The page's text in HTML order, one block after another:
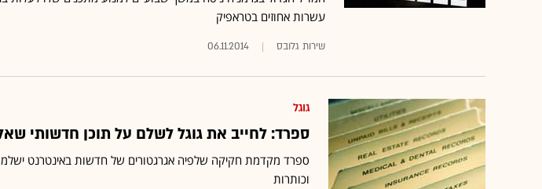
עשרות אחוזים בטראפיק
שירות גלובס 06.11.2014
גוגל
ספרד: לחייב את גוגל לשלם על תוכן חדשותי
ספרד מקדמת חקיקה שלפיה אגרגטורים של חדשות באינטרנט ישלמו
וכותרות